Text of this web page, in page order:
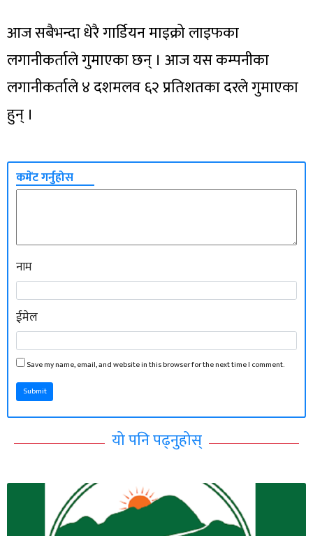
आज सबैभन्दा धेरै गार्डियन माइक्रो लाइफका
लगानीकर्ताले गुमाएका छन् । आज यस कम्पनीका
लगानीकर्ताले ४ दशमलव ६२ प्रतिशतका दरले गुमाएका
हुन् ।
कमेंट गर्नुहोस
नाम
ईमेल
Save my name, email, and website in this browser for the next time I comment.
Submit
यो पनि पढ्नुहोस्